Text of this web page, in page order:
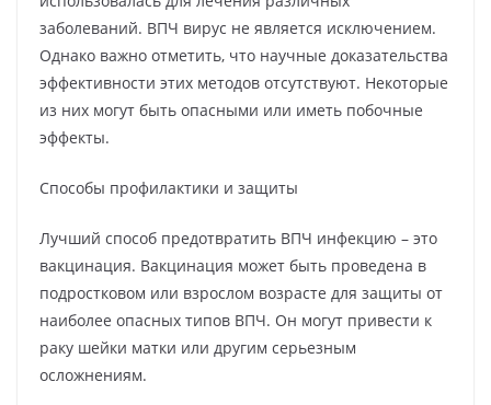
заболеваний. ВПЧ вирус не является исключением.
Однако важно отметить, что научные доказательства
эффективности этих методов отсутствуют. Некоторые
из них могут быть опасными или иметь побочные
эффекты.
Способы профилактики и защиты
Лучший способ предотвратить ВПЧ инфекцию – это
вакцинация. Вакцинация может быть проведена в
подростковом или взрослом возрасте для защиты от
наиболее опасных типов ВПЧ. Он могут привести к
раку шейки матки или другим серьезным
осложнениям.